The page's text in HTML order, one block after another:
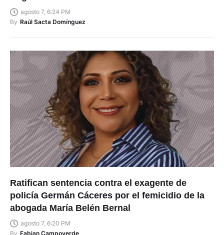
By
Raúl Sacta Domínguez
Ratifican sentencia contra el exagente de
policía Germán Cáceres por el femicidio de la
abogada María Belén Bernal
agosto 7, 6:20 PM
By
Fabian Campoverde